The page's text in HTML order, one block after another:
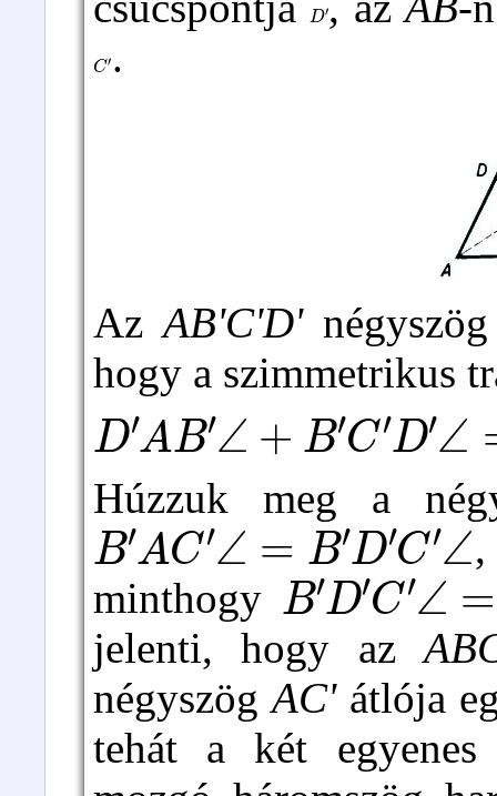
D′
C′ .
AzAB'C'D'
hogy a szimmetrikus
D′A B′∠ +B ′C′D′∠ =
Húzzuk meg a
B′AC′∠ =B′D′C′∠
minthogy B′D′C′∠=
jelenti, hogy az
négyszögAC'átlója
tehát a két